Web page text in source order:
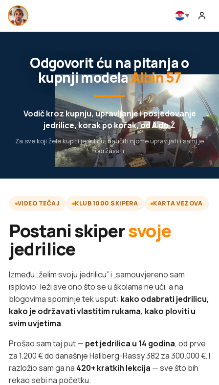
Odgovorit ću na pitanja o
kupnji modelaAlbin 57
Vodič kroz kupnju, upravljanje i posjedovanje
jedrilice, korak po korak, od A do Ž
Za sve koji žele kupiti jedrilicu, naučiti njome upravljati i sami je
održavati
VIDEO TEČAJ KLUB 1000 SKIPERA KARTA VEZOVA
Postani skipersvoje
jedrilice
Između „želim svoju jedrilicu” i „samouvjereno sam
isplovio” leži sve ono što se u školama ne uči, a na
blogovima spominje tek usput: kako odabrati jedrilicu,
kako je održavati vlastitim rukama, kako ploviti u
svim uvjetima.
Prošao sam taj put — pet jedrilica u 14 godina, od prve
za 1.200 € do današnje Hallberg-Rassy 382 za 300.000 €. I
razložio sam ga na 420+ kratkih lekcija — sve što bih
rekao sebi na početku.